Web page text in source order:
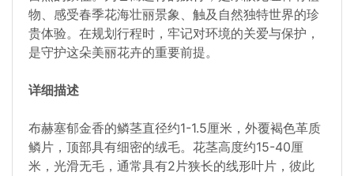
物、感受春季花海壮丽景象、触及自然独特世界的珍
贵体验。在规划行程时，牢记对环境的关爱与保护，
是守护这朵美丽花卉的重要前提。
详细描述
布赫塞郁金香的鳞茎直径约1-1.5厘米，外覆褐色革质
鳞片，顶部具有细密的绒毛。花茎高度约15-40厘
米，光滑无毛，通常具有2片狭长的线形叶片，彼此